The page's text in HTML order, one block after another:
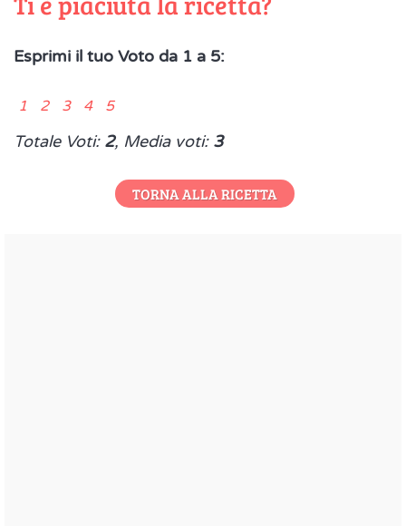
Esprimi il tuo Voto da 1 a 5:
1 2 3 4 5
Totale Voti: 2, Media voti: 3
TORNA ALLA RICETTA